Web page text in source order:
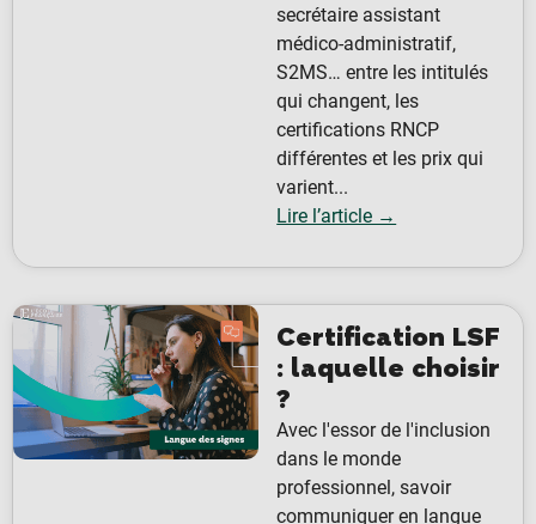
secrétaire assistant
médico-administratif,
S2MS… entre les intitulés
qui changent, les
certifications RNCP
différentes et les prix qui
varient...
Lire l’article →
Certification LSF
: laquelle choisir
?
Avec l'essor de l'inclusion
dans le monde
professionnel, savoir
communiquer en langue